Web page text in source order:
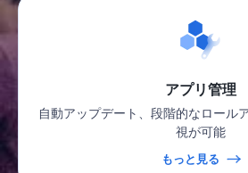
アプリ管理
自動アップデート、段階的なロール
視が可能
もっと見る